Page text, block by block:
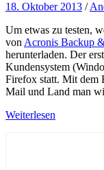
18. Oktober 2013 /
Um etwas zu testen,
von Acronis Backup
herunterladen. Der
Kundensystem
Firefox statt. Mit dem
Mail und Land man
Weiterlesen